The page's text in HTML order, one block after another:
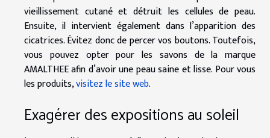
vieillissement cutané et détruit les cellules de peau.
Ensuite, il intervient également dans l’apparition des
cicatrices. Évitez donc de percer vos boutons. Toutefois,
vous pouvez opter pour les savons de la marque
AMALTHEE afin d’avoir une peau saine et lisse. Pour vous
les produits,visitez le site web.
Exagérer des expositions au soleil